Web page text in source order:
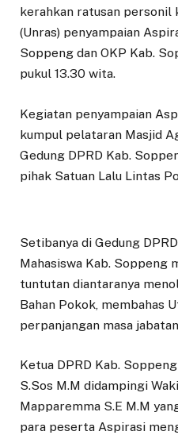
kerahkan ratusan personil
(Unras) penyampaian
Soppeng dan OKP Kab.
pukul 13.30 wita.
Kegiatan penyampaian
kumpul pelataran Masjid
Gedung DPRD Kab.
pihak Satuan Lalu Lintas
Setibanya di Gedung
Mahasiswa Kab. Soppeng
tuntutan diantaranya
Bahan Pokok, membahas
perpanjangan masa
Ketua DPRD Kab.
S.Sos M.M didampingi
Mapparemma S.E M.M
para peserta Aspirasi